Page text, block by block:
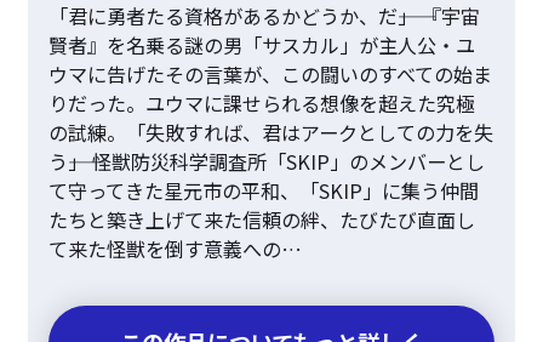
「君に勇者たる資格があるかどうか、だ――」 『宇宙
賢者』を名乗る謎の男「サスカル」が主人公・ユ
ウマに告げたその言葉が、この闘いのすべての始ま
りだった。ユウマに課せられる想像を超えた究極
の試練。「失敗すれば、君はアークとしての力を失
う――」 怪獣防災科学調査所「SKIP」のメンバーとし
て守ってきた星元市の平和、「SKIP」に集う仲間
たちと築き上げて来た信頼の絆、たびたび直面し
て来た怪獣を倒す意義への…